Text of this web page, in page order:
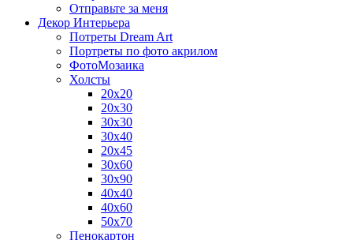
Отправьте за меня
Декор Интерьера
Потреты Dream Art
Портреты по фото акрилом
ФотоМозаика
Холсты
20х20
20х30
30х30
30х40
20х45
30х60
30х90
40х40
40х60
50х70
Пенокартон